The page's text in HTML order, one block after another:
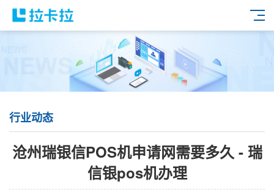
行业动态
沧州瑞银信POS机申请网需要多久 - 瑞
信银pos机办理